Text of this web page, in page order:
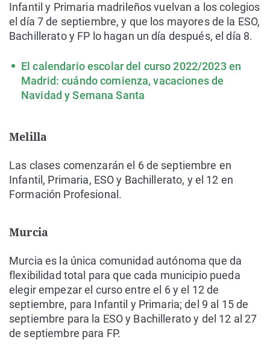
Infantil y Primaria madrileños vuelvan a los colegios
el día 7 de septiembre, y que los mayores de la ESO,
Bachillerato y FP lo hagan un día después, el día 8.
El calendario escolar del curso 2022/2023 en
Madrid: cuándo comienza, vacaciones de
Navidad y Semana Santa
Melilla
Las clases comenzarán el 6 de septiembre en
Infantil, Primaria, ESO y Bachillerato, y el 12 en
Formación Profesional.
Murcia
Murcia es la única comunidad autónoma que da
flexibilidad total para que cada municipio pueda
elegir empezar el curso entre el 6 y el 12 de
septiembre, para Infantil y Primaria; del 9 al 15 de
septiembre para la ESO y Bachillerato y del 12 al 27
de septiembre para FP.